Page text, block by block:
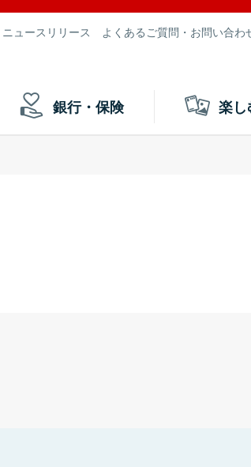
ニュースリリース よくあるご質問・お問い合わ
銀行・保険 楽し